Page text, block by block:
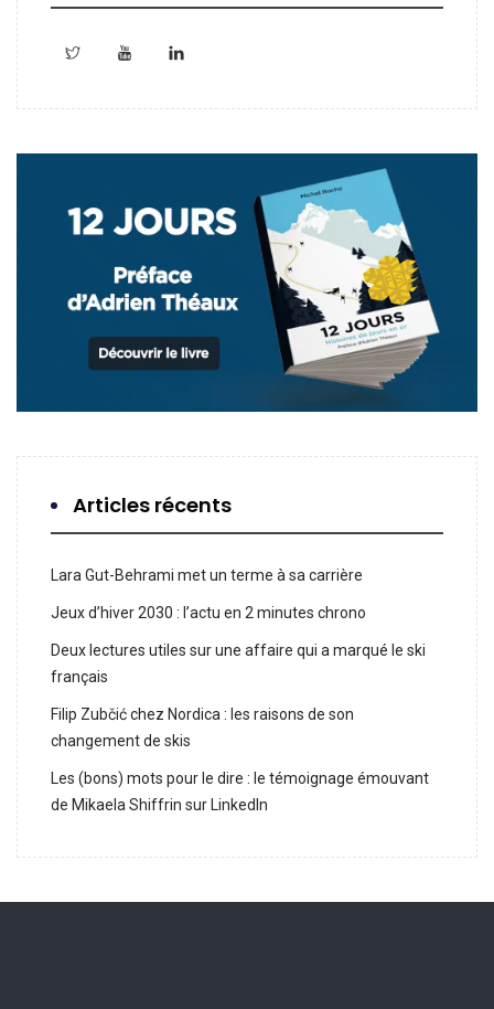
Articles récents
Lara Gut-Behrami met un terme à sa carrière
Jeux d’hiver 2030 : l’actu en 2 minutes chrono
Deux lectures utiles sur une affaire qui a marqué le ski
français
Filip Zubčić chez Nordica : les raisons de son
changement de skis
Les (bons) mots pour le dire : le témoignage émouvant
de Mikaela Shiffrin sur LinkedIn